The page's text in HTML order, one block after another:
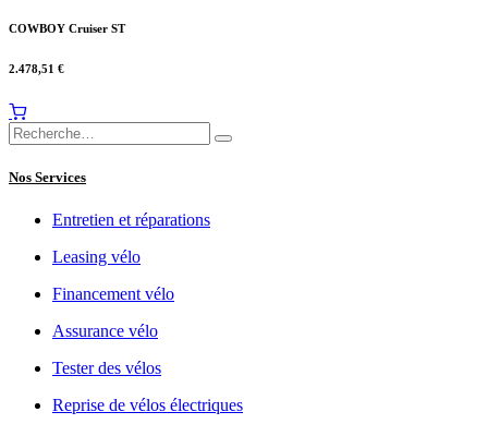
COWBOY Cruiser ST
2.478,51 €
Nos Services
Entretien et réparations
Leasing vélo
Financement vélo
Assurance vélo
Tester des vélos
Reprise de vélos électriques